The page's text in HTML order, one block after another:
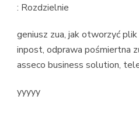
: Rozdzielnie
geniusz zua, jak otworzyć
inpost, odprawa pośmiertna
asseco business solution,
yyyyy